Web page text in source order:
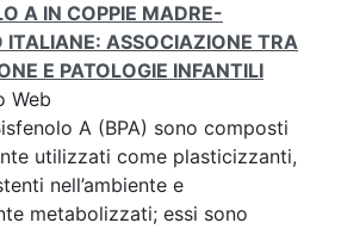
A IN COPPIE MADRE-
ITALIANE: ASSOCIAZIONE TRA
E PATOLOGIE INFANTILI
Web
A (BPA) sono composti
utilizzati come plasticizzanti,
nell’ambiente e
metabolizzati; essi sono